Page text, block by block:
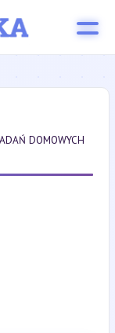
DOMOWYCH